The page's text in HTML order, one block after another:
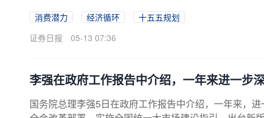
消费潜力 经济循环
十五五规划
证券日报
05-13 07:36
李强在政府工作报告中介绍，一年来进一步
国务院总理李强5日在政府工作报告中介绍，一年来，